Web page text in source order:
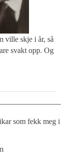
ville skje i år, så
svakt opp. Og
som fekk meg i